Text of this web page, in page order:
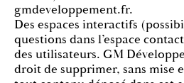
gmdeveloppement.fr.
Des espaces interactifs
questions dans l’espace
des utilisateurs. GM
droit de supprimer, sans mise